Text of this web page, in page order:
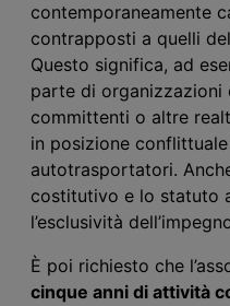
contemporaneamente
contrapposti a quelli
Questo significa, ad
parte di organizzazioni
committenti o altre
in posizione
autotrasportatori.
costitutivo e lo statuto
l’esclusività
È poi richiesto che
cinque anni di attività